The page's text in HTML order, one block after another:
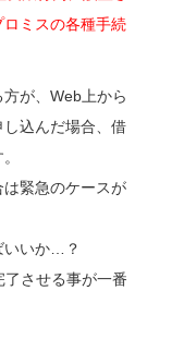
ミスの各種手続
が、Web上から
込んだ場合、借
緊急のケースが
いいか…？
させる事が一番